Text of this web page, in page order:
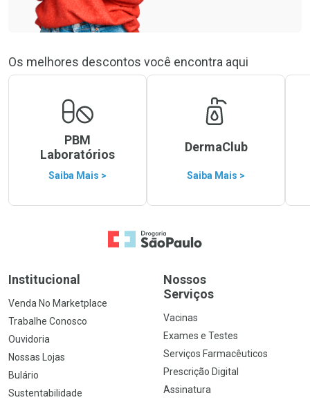
Os melhores descontos você encontra aqui
PBM
Laboratórios
Saiba Mais >
DermaClub
Saiba Mais >
Ir para a Home
Institucional
Venda No Marketplace
Trabalhe Conosco
Ouvidoria
Nossas Lojas
Bulário
Sustentabilidade
Nossos
Serviços
Vacinas
Exames e Testes
Serviços Farmacêuticos
Prescrição Digital
Assinatura